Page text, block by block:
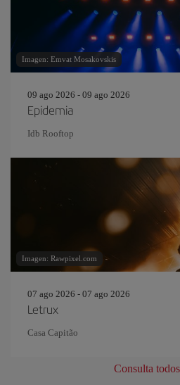
Imagen: Emvat Mosakovskis
09 ago 2026 - 09 ago 2026
Epidemia
Idb Rooftop
Imagen: Rawpixel.com
07 ago 2026 - 07 ago 2026
Letrux
Casa Capitão
Consulta